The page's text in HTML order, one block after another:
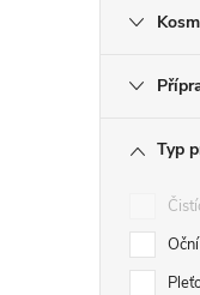
Typ